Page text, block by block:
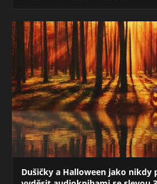
Dušičky a Halloween jako nikdy